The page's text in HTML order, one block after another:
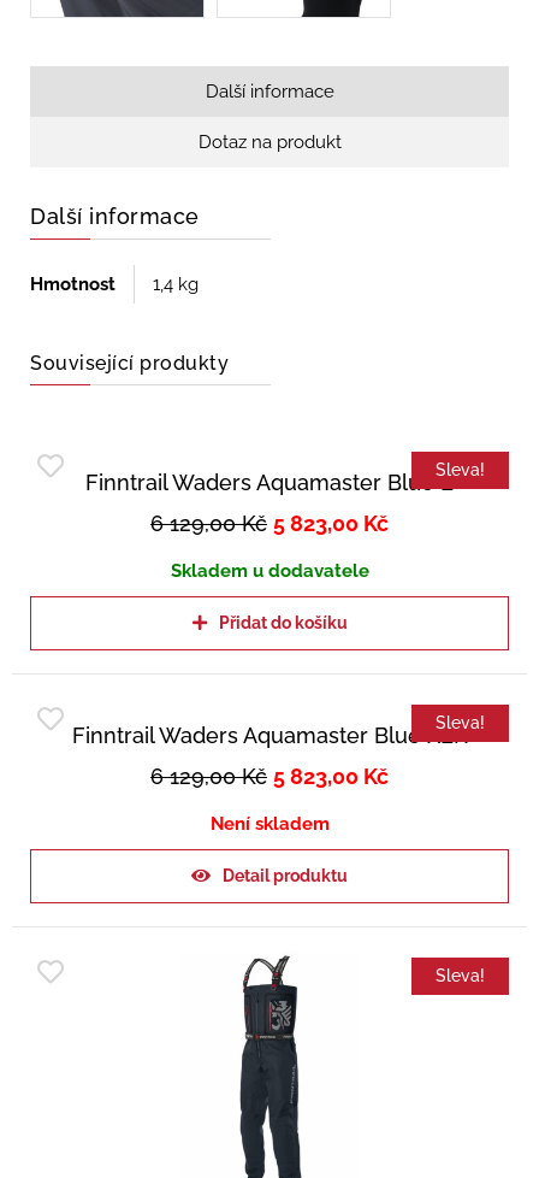
Další informace
Dotaz na produkt
Další informace
Hmotnost 1,4 kg
Související produkty
Sleva!
Finntrail Waders Aquamaster Blue L
6 129,00Kč 5 823,00 Kč
Skladem u dodavatele
Přidat do košíku
Sleva!
Finntrail Waders Aquamaster Blue XLK
6 129,00Kč 5 823,00 Kč
Není skladem
Detail produktu
Sleva!